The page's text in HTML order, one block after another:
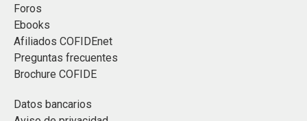
Foros
Ebooks
Afiliados COFIDEnet
Preguntas frecuentes
Brochure COFIDE
Datos bancarios